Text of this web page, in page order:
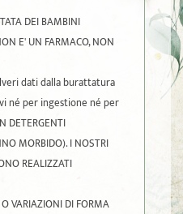
DEI BAMBINI
E' UN FARMACO, NON
dati dalla burattatura
né per ingestione né per
DETERGENTI
MORBIDO). I NOSTRI
REALIZZATI
VARIAZIONI DI FORMA